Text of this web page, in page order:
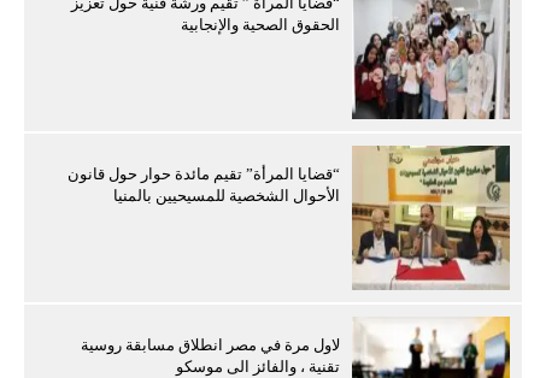
الحقوق الصحية والإنجابية
“قضايا المرأة” تقيم مائدة حوار حول قانون
الأحوال الشخصية للمسيحيين بالمنيا
لاول مرة في مصر انطلاق مسابقة روسية
تقنية ، والفائز الى موسكو